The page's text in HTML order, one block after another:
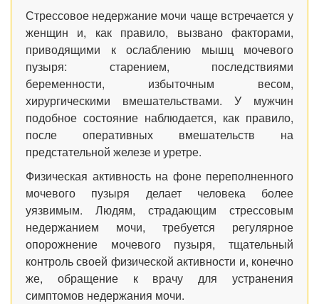
Стрессовое недержание мочи чаще встречается у
женщин и, как правило, вызвано факторами,
приводящими к ослаблению мышц мочевого
пузыря: старением, последствиями
беременности, избыточным весом,
хирургическими вмешательствами. У мужчин
подобное состояние наблюдается, как правило,
после оперативных вмешательств на
предстательной железе и уретре.
Физическая активность на фоне переполненного
мочевого пузыря делает человека более
уязвимым. Людям, страдающим стрессовым
недержанием мочи, требуется регулярное
опорожнение мочевого пузыря, тщательный
контроль своей физической активности и, конечно
же, обращение к врачу для устранения
симптомов недержания мочи.